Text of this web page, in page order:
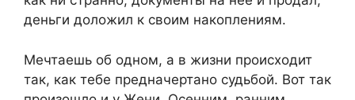
деньги доложил к своим накоплениям.
Мечтаешь об одном, а в жизни происходит
так, как тебе предначертано судьбой. Вот так